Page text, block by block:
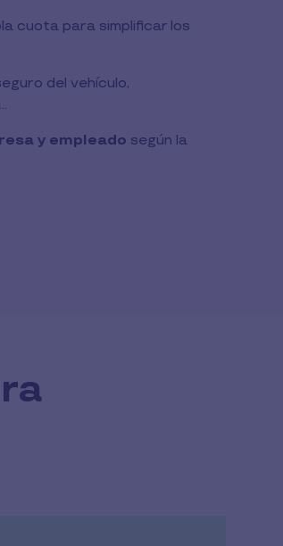
cuota para simplificar los
del vehículo,
y empleado según la